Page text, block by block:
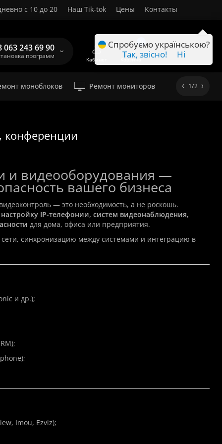
с 10 до 20 Наш Tik-tok Цены
Контакты
063 243 69 90
программ Кабинет Корзина
моноблоков Ремонт мониторов 1/2
конференции
и видеооборудования —
вашего бизнеса
— это необходимость, а не роскошь.
настройку IP-телефонии, систем видеонаблюдения,
для дома, офиса или предприятия.
синхронизацию между системами и интеграцию в
и др.);
Imou, Ezviz);
Спробуємо українською?
Так, звісно!
Ні